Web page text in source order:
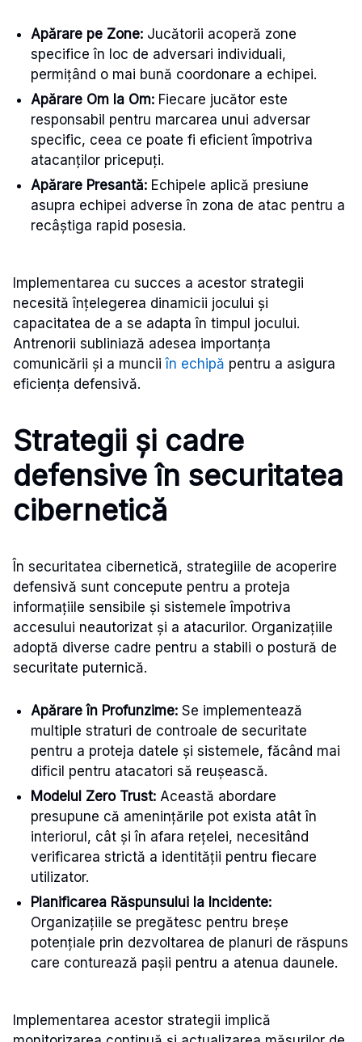
Apărare pe Zone: Jucătorii acoperă zone
specifice în loc de adversari individuali,
permițând o mai bună coordonare a echipei.
Apărare Om la Om: Fiecare jucător este
responsabil pentru marcarea unui adversar
specific, ceea ce poate fi eficient împotriva
atacanților pricepuți.
Apărare Presantă: Echipele aplică presiune
asupra echipei adverse în zona de atac pentru a
recâștiga rapid posesia.
Implementarea cu succes a acestor strategii
necesită înțelegerea dinamicii jocului și
capacitatea de a se adapta în timpul jocului.
Antrenorii subliniază adesea importanța
comunicării și a munciiîn echipă pentru a asigura
eficiența defensivă.
Strategii și cadre
defensive în securitatea
cibernetică
În securitatea cibernetică, strategiile de acoperire
defensivă sunt concepute pentru a proteja
informațiile sensibile și sistemele împotriva
accesului neautorizat și a atacurilor. Organizațiile
adoptă diverse cadre pentru a stabili o postură de
securitate puternică.
Apărare în Profunzime: Se implementează
multiple straturi de controale de securitate
pentru a proteja datele și sistemele, făcând mai
dificil pentru atacatori să reușească.
Modelul Zero Trust: Această abordare
presupune că amenințările pot exista atât în
interiorul, cât și în afara rețelei, necesitând
verificarea strictă a identității pentru fiecare
utilizator.
Planificarea Răspunsului la Incidente:
Organizațiile se pregătesc pentru breșe
potențiale prin dezvoltarea de planuri de răspuns
care conturează pașii pentru a atenua daunele.
Implementarea acestor strategii implică